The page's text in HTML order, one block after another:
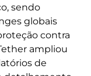
sendo
globais
contra
ampliou
de